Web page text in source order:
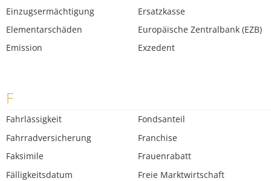
Einzugsermächtigung
Elementarschäden
Emission
Ersatzkasse
Europäische Zentralbank (EZB)
Exzedent
F
Fahrlässigkeit
Fahrradversicherung
Faksimile
Fälligkeitsdatum
Fondsanteil
Franchise
Frauenrabatt
Freie Marktwirtschaft